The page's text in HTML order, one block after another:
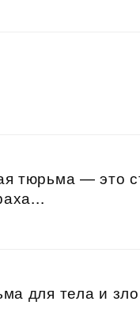
тюрьма — это
для тела и